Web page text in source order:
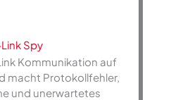
Spy
Kommunikation auf
macht Protokollfehler,
und unerwartetes